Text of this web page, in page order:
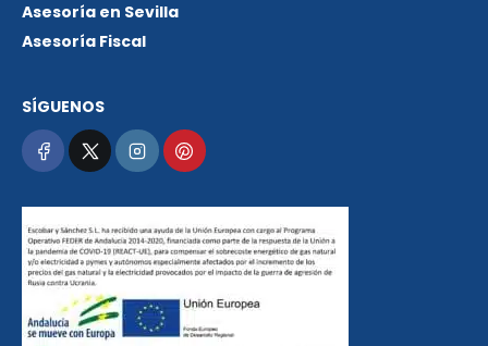
Asesoría en Sevilla
Asesoría Fiscal
SÍGUENOS